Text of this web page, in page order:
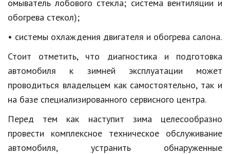
Семья и дети
Путешествия
Строительство
Мода и стиль
Бизнес
Хобби и развлечения
омыватель лобового стекла; система вентиляции и
обогрева стекол);
• системы охлаждения двигателя и обогрева салона.
Стоит отметить, что диагностика и подготовка
автомобиля к зимней эксплуатации может
проводиться владельцем как самостоятельно, так и
на базе специализированного сервисного центра.
Перед тем как наступит зима целесообразно
провести комплексное техническое обслуживание
автомобиля, устранить обнаруженные